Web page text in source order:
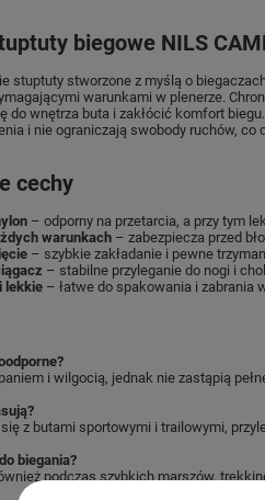
biegowe NILS
stuptuty stworzone z myślą o
warunkami w plenerze.
do wnętrza buta i zakłócić komfort
i nie ograniczają swobody ruchów,
cechy
– odporny na przetarcia, a przy tym
warunkach – zabezpiecza przed
– szybkie zakładanie i pewne
– stabilne przyleganie do nogi i
lekkie – łatwe do spakowania i zabrania
i wilgocią, jednak nie zastąpią
z butami sportowymi i trailowymi,
biegania?
podczas szybkich marszów,